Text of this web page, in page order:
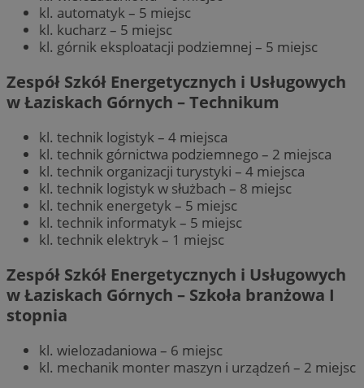
kl. automatyk – 5 miejsc
kl. kucharz – 5 miejsc
kl. górnik eksploatacji podziemnej – 5 miejsc
Zespół Szkół Energetycznych i Usługowych
w Łaziskach Górnych – Technikum
kl. technik logistyk – 4 miejsca
kl. technik górnictwa podziemnego – 2 miejsca
kl. technik organizacji turystyki – 4 miejsca
kl. technik logistyk w służbach – 8 miejsc
kl. technik energetyk – 5 miejsc
kl. technik informatyk – 5 miejsc
kl. technik elektryk – 1 miejsc
Zespół Szkół Energetycznych i Usługowych
w Łaziskach Górnych – Szkoła branżowa I
stopnia
kl. wielozadaniowa – 6 miejsc
kl. mechanik monter maszyn i urządzeń – 2 miejsc